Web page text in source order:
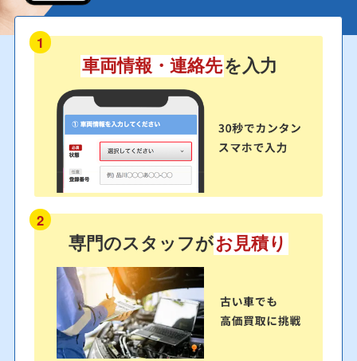
1
車両情報・連絡先を入力
2
専門のスタッフがお見積り